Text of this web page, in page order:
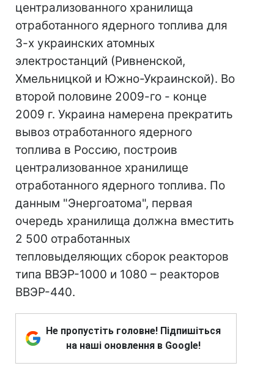
централизованного хранилища
отработанного ядерного топлива для
3-х украинских атомных
электростанций (Ривненской,
Хмельницкой и Южно-Украинской). Во
второй половине 2009-го - конце
2009 г. Украина намерена прекратить
вывоз отработанного ядерного
топлива в Россию, построив
централизованное хранилище
отработанного ядерного топлива. По
данным "Энергоатома", первая
очередь хранилища должна вместить
2 500 отработанных
тепловыделяющих сборок реакторов
типа ВВЭР-1000 и 1080 – реакторов
ВВЭР-440.
Не пропустіть головне! Підпишіться
на наші оновлення в Google!